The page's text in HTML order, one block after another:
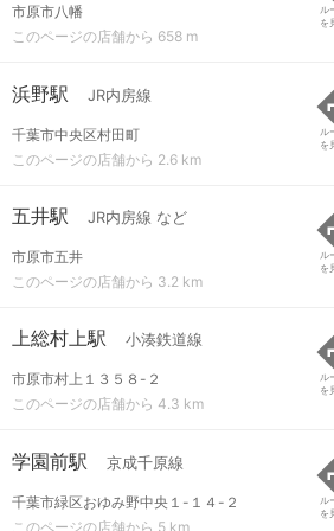
市原市八幡
このページの店舗から 658 m
ル
を
浜野駅 JR内房線
千葉市中央区村田町
このページの店舗から 2.6 km
ル
を
五井駅 JR内房線 など
市原市五井
このページの店舗から 3.2 km
ル
を
上総村上駅 小湊鉄道線
市原市村上１３５８-２
このページの店舗から 4.3 km
ル
を
学園前駅 京成千原線
千葉市緑区おゆみ野中央１-１４-２
このページの店舗から 5 km
ル
を